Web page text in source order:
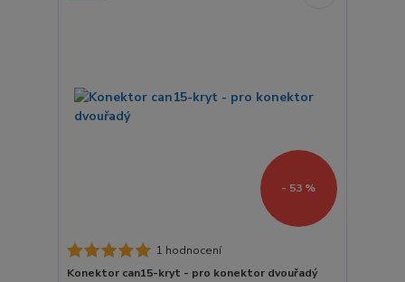
- 53 %
1 hodnocení
Konektor can15-kryt - pro konektor dvouřadý